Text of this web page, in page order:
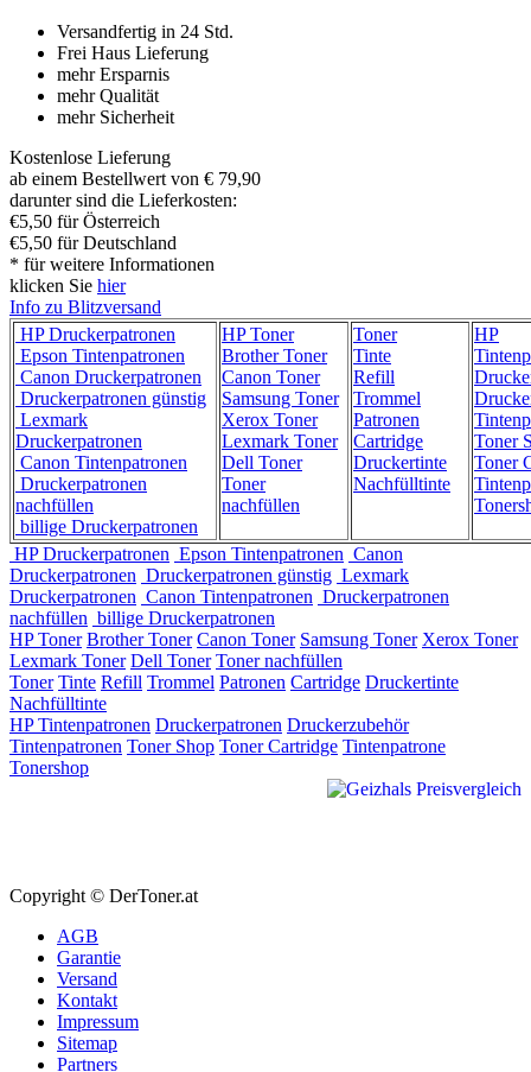
Versandfertig in 24 Std.
Frei Haus Lieferung
mehr Ersparnis
mehr Qualität
mehr Sicherheit
Kostenlose Lieferung
ab einem Bestellwert von € 79,90
darunter sind die Lieferkosten:
€5,50 für Österreich
€5,50 für Deutschland
* für weitere Informationen
klicken Sie hier
Info zu Blitzversand
HP Druckerpatronen
Epson Tintenpatronen
Canon Druckerpatronen
Druckerpatronen günstig
Lexmark
Druckerpatronen
Canon Tintenpatronen
Druckerpatronen
nachfüllen
billige Druckerpatronen
HP Toner
Brother Toner
Canon Toner
Samsung Toner
Xerox Toner
Lexmark Toner
Dell Toner
Toner
nachfüllen
Toner
Tinte
Refill
Trommel
Patronen
Cartridge
Druckertinte
Nachfülltinte
HP
Toner
Toner
HP Druckerpatronen Epson Tintenpatronen Canon
Druckerpatronen Druckerpatronen günstig Lexmark
Druckerpatronen Canon Tintenpatronen Druckerpatronen
nachfüllen billige Druckerpatronen
HP Toner Brother Toner Canon Toner Samsung Toner Xerox Toner
Lexmark Toner Dell Toner Toner nachfüllen
Toner Tinte Refill Trommel Patronen Cartridge Druckertinte
Nachfülltinte
HP Tintenpatronen Druckerpatronen Druckerzubehör
Tintenpatronen Toner Shop Toner Cartridge Tintenpatrone
Tonershop
Copyright © DerToner.at
AGB
Garantie
Versand
Kontakt
Impressum
Sitemap
Partners